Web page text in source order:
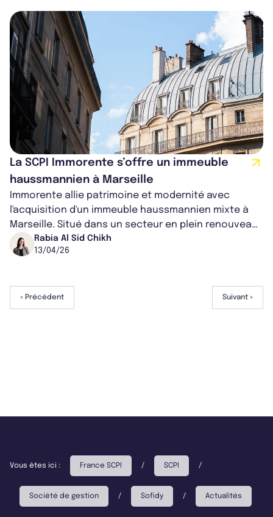
La SCPI Immorente s’offre un immeuble
haussmannien à Marseille
Immorente allie patrimoine et modernité avec
l'acquisition d'un immeuble haussmannien mixte à
Marseille. Situé dans un secteur en plein renouveau,
cet actif mêle résidentiel et ter...
Rabia Al Sid Chikh
13/04/26
« Précédent Suivant »
Vous êtes ici : France SCPI / SCPI /
Société de gestion / Sofidy / Actualités